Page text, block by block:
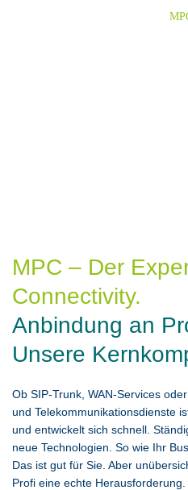
MPC – Der
Connectivity.
Anbindung an
Unsere
Ob SIP-Trunk, WAN-Services
und Telekommunikationsdienste
und entwickelt sich schnell.
neue Technologien. So wie Ihr
Das ist gut für Sie. Aber
Profi eine echte Herausforderung.